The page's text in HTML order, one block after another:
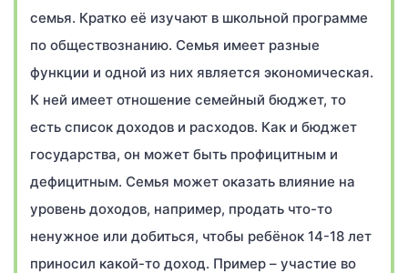
семья. Кратко её изучают в школьной программе
по обществознанию. Семья имеет разные
функции и одной из них является экономическая.
К ней имеет отношение семейный бюджет, то
есть список доходов и расходов. Как и бюджет
государства, он может быть профицитным и
дефицитным. Семья может оказать влияние на
уровень доходов, например, продать что-то
ненужное или добиться, чтобы ребёнок 14-18 лет
приносил какой-то доход. Пример – участие во